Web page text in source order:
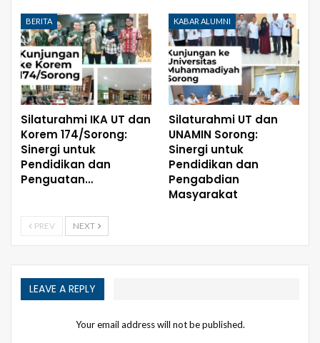
BERITA
Silaturahmi IKA UT dan
Korem 174/Sorong:
Sinergi untuk
Pendidikan dan
Penguatan…
KABAR ALUMNI
Silaturahmi UT dan
UNAMIN Sorong:
Sinergi untuk
Pendidikan dan
Pengabdian
Masyarakat
PREV NEXT
LEAVE A REPLY
Your email address will not be published.